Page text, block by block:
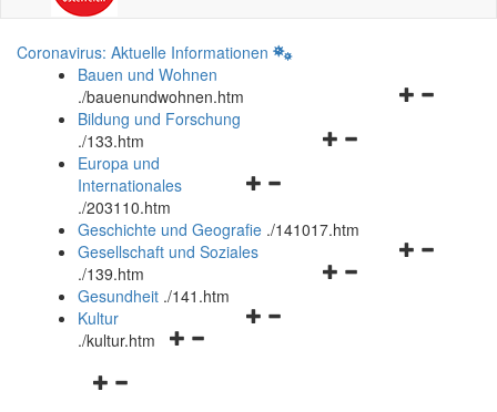
Coronavirus: Aktuelle Informationen
Bauen und Wohnen
./bauenundwohnen.htm
Navigationsmenü
Bildung und Forschung
./133.htm
Navigationsmenü
und
schließen
Europa und
Internationales
./203110.htm
Geschichte und Geografie ./141017.htm
Navigationsmenü
Gesellschaft und Soziales
./139.htm
Navigationsmenü
Gesundheit ./141.htm
Navigationsmenü
Kultur
./kultur.htm
Navigationsmenü